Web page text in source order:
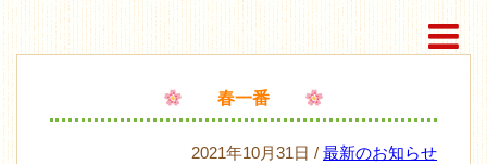
春一番
2021年10月31日 / 最新のお知らせ